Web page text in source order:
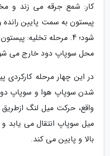
کار: شمع جرقه می زند و
پیستون به سمت پایین
شود؛ 4. مرحله تخلیه:
محل سوپاپ دود خارج می
در این چهار مرحله کارکردی
شدن سوپاپ هوا و سوپاپ
واقع، حرکت میل لنگ
میل سوپاپ انتقال می یابد
بالا و پایین می کند.